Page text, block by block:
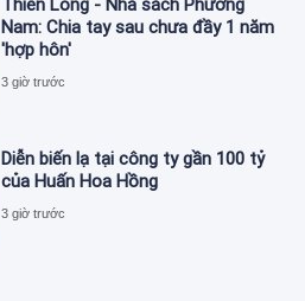
Thiên Long - Nhà sách Phương
Nam: Chia tay sau chưa đầy 1 năm
'hợp hôn'
3 giờ trước
Diễn biến lạ tại công ty gần 100 tỷ
của Huấn Hoa Hồng
3 giờ trước